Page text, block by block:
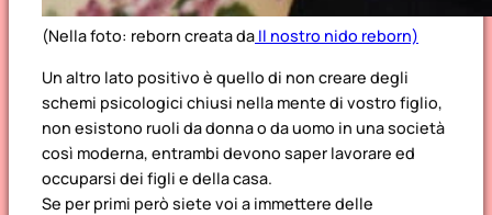
(Nella foto: reborn creata da Il nostro nido reborn)
Un altro lato positivo è quello di non creare degli
schemi psicologici chiusi nella mente di vostro figlio,
non esistono ruoli da donna o da uomo in una società
così moderna, entrambi devono saper lavorare ed
occuparsi dei figli e della casa.
Se per primi però siete voi a immettere delle